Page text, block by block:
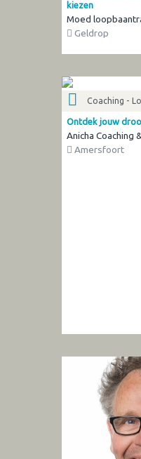
kiezen
Moed
Geldrop
Coaching -
Ontdek jouw
Anicha Coaching
Amersfoort